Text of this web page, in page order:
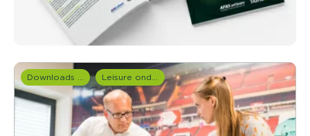
Downloads en rapportages Leisure onderzoek